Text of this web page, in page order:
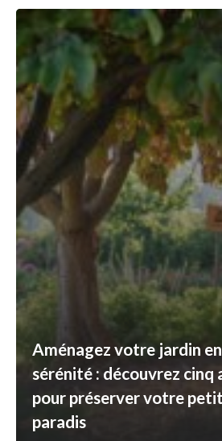
Aménagez votre jardin
sérénité : découvrez cinq
pour préserver votre
paradis